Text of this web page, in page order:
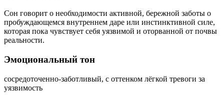
Сон говорит о необходимости активной, бережной заботы о
пробуждающемся внутреннем даре или инстинктивной силе,
которая пока чувствует себя уязвимой и оторванной от почвы
реальности.
Эмоциональный тон
сосредоточенно-заботливый, с оттенком лёгкой тревоги за
уязвимость